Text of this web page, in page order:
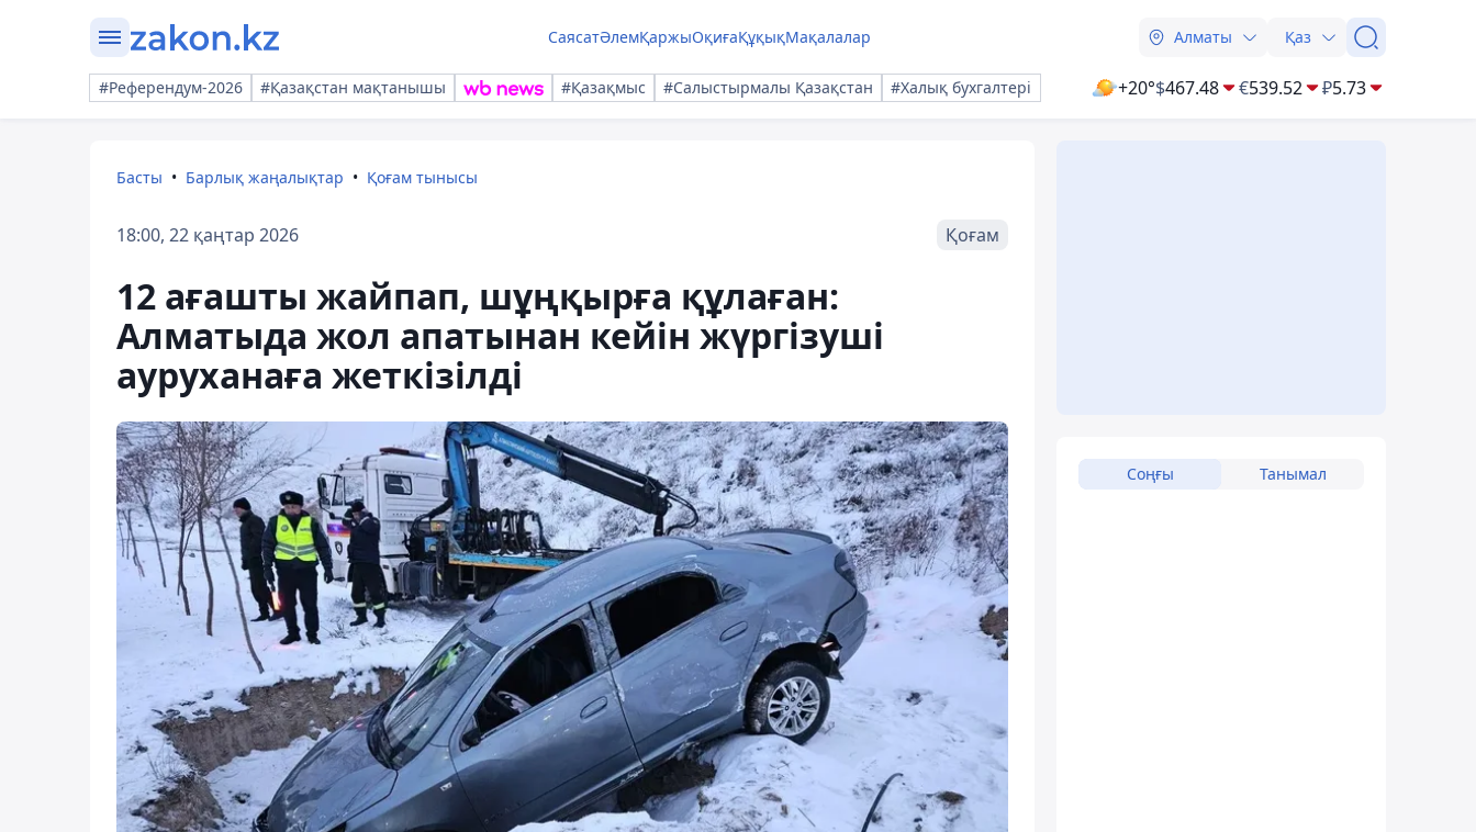
СаясатӘлемҚаржыОқиғаҚұқықМақалалар Алматы Қаз
#Референдум-2026 #Қазақстан мақтанышы #Қазақмыс #Салыстырмалы Қазақстан #Халық бухгалтері +20°$467.48 €539.52 ₽5.73
Басты Барлық жаңалықтар Қоғам тынысы
18:00, 22 қаңтар 2026 Қоғам
12 ағашты жайпап, шұңқырға құлаған:
Алматыда жол апатынан кейін жүргізуші
ауруханаға жеткізілді
Соңғы Танымал